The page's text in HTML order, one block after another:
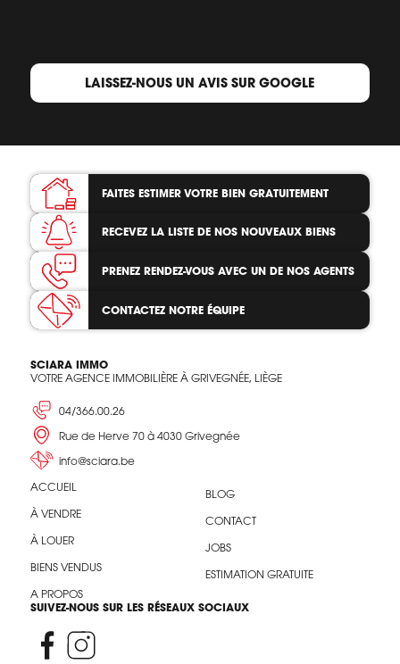
LAISSEZ-NOUS UN AVIS SUR GOOGLE
FAITES ESTIMER VOTRE BIEN GRATUITEMENT
RECEVEZ LA LISTE DE NOS NOUVEAUX BIENS
PRENEZ RENDEZ-VOUS AVEC UN DE NOS AGENTS
CONTACTEZ NOTRE ÉQUIPE
SCIARA IMMO
VOTRE AGENCE IMMOBILIÈRE À GRIVEGNÉE, LIÈGE
04/366.00.26
Rue de Herve 70 à 4030 Grivegnée
info@sciara.be
ACCUEIL
À VENDRE
À LOUER
BIENS VENDUS
A PROPOS
BLOG
CONTACT
JOBS
ESTIMATION GRATUITE
SUIVEZ-NOUS SUR LES RÉSEAUX SOCIAUX